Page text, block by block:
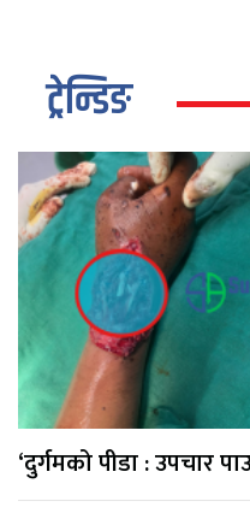
ट्रेन्डिङ
‘दुर्गमको पीडा : उपचार